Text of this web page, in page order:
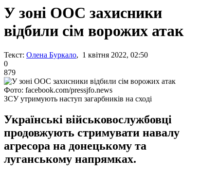
У зоні ООС захисники
відбили сім ворожих атак
Текст: Олена Буркало, 1 квітня 2022, 02:50
0
879
Фото: facebook.com/pressjfo.news
ЗСУ утримують наступ загарбників на сході
Українські військовослужбовці
продовжують стримувати навалу
агресора на донецькому та
луганському напрямках.